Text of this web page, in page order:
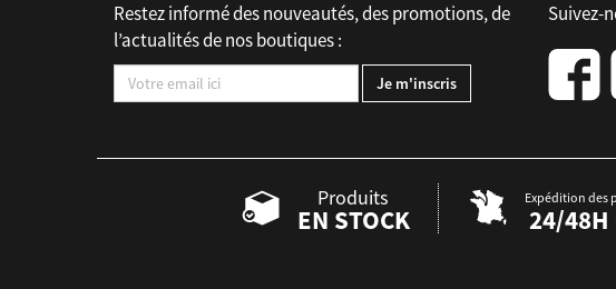
Restez informé des nouveautés, des promotions, de
l’actualités de nos boutiques :
Suivez-
Produits
EN STOCK
Expédition des
24/48H